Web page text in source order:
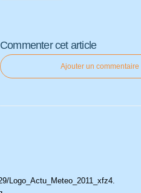
Commenter cet article
Ajouter un commentaire